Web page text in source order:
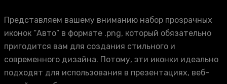
Представляем вашему вниманию набор прозрачных
иконок “Авто” в формате .png, который обязательно
пригодится вам для создания стильного и
современного дизайна. Потому, эти иконки идеально
подходят для использования в презентациях, веб-